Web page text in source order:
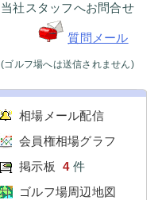
当社スタッフへお問合せ
質問メール
(ゴルフ場へは送信されません)
相場メール配信
会員権相場グラフ
掲示板
4件
ゴルフ場周辺地図